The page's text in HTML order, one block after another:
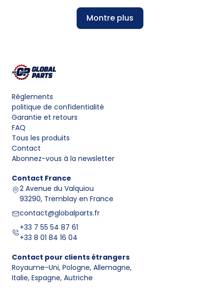
la souplesse de fonctionnement et la stabilité du régime
Allumeur
complet
Boîtier, arbre,
fixation,
souvent tête
Tête
d'allumeur
avec prises
pour câbles
haute tension
sorties,
moteur, mode
d'allumeur
Élément rotatif
transmettant
à l'intérieur
de la tête
adaptation
au boîtier
Montre plus
Règlements
politique de confidentialité
Garantie et retours
FAQ
Tous les produits
Contact
Abonnez-vous à la newsletter
Contact France
2 Avenue du Valquiou
93290, Tremblay en France
contact@globalparts.fr
+33 7 55 54 87 61
+33 8 01 84 16 04
Contact pour clients étrangers
Royaume-Uni, Pologne, Allemagne,
Italie, Espagne, Autriche